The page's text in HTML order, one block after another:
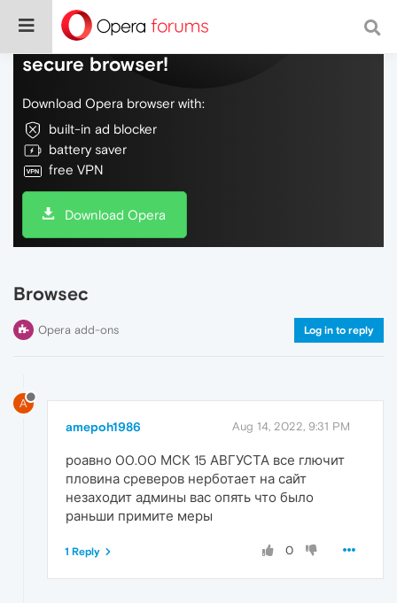
Do more on the web, with a fast and
secure browser!
Download Opera browser with:
built-in ad blocker
battery saver
free VPN
Download Opera
Browsec
Opera add-ons Log in to reply
A
amepoh1986 Aug 14, 2022, 9:31 PM
роавно 00.00 МСК 15 АВГУСТА все глючит
пловина среверов нерботает на сайт
незаходит админы вас опять что было
раньши примите меры
0
1 Reply